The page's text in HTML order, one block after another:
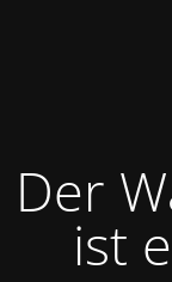
Der
ist